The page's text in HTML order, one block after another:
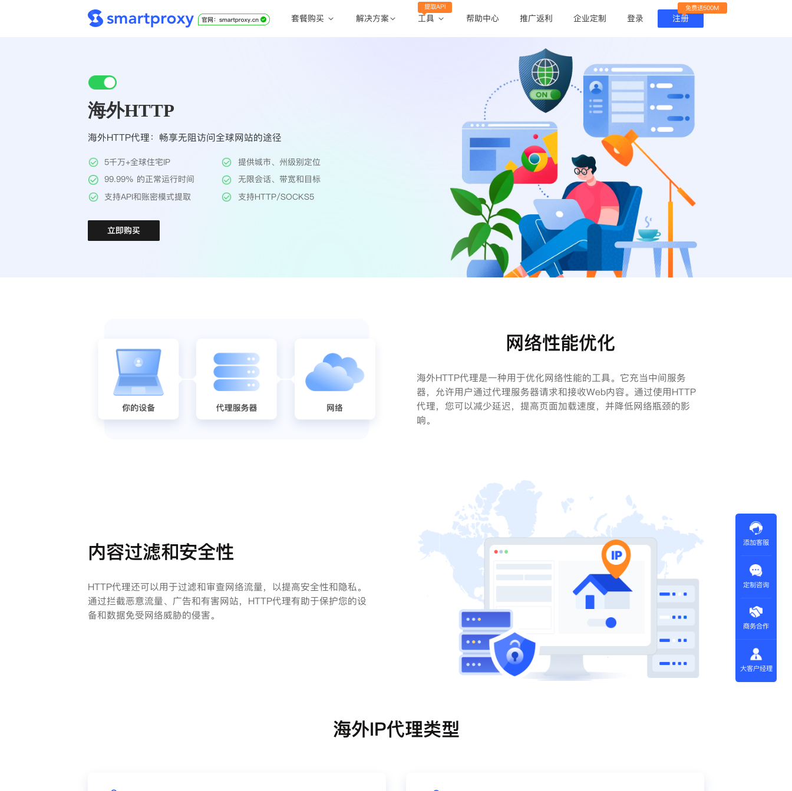
套餐购买 解决方案 工具
提取API
帮助中心 推广返利 企业定制 登录 注册
免费送500M
海外HTTP
海外HTTP代理：畅享无阻访问全球网站的途径
5千万+全球住宅IP
提供城市、州级别定位
99.99% 的正常运行时间
无限会话、带宽和目标
支持API和账密模式提取
支持HTTP/SOCKS5
立即购买
网络性能优化
海外HTTP代理是一种用于优化网络性能的工具。它充当中间服务
器，允许用户通过代理服务器请求和接收Web内容。通过使用HTTP
代理，您可以减少延迟，提高页面加载速度，并降低网络瓶颈的影
响。
内容过滤和安全性
HTTP代理还可以用于过滤和审查网络流量，以提高安全性和隐私。
通过拦截恶意流量、广告和有害网站，HTTP代理有助于保护您的设
备和数据免受网络威胁的侵害。
海外IP代理类型
添加客服
定制咨询
商务合作
大客户经理